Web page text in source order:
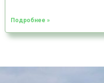
Подробнее »